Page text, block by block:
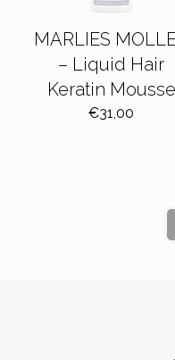
MARLIES
– Liquid Hair
Keratin Mousse
€31,00